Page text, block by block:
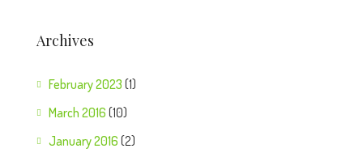
Archives
February 2023 (1)
March 2016 (10)
January 2016 (2)